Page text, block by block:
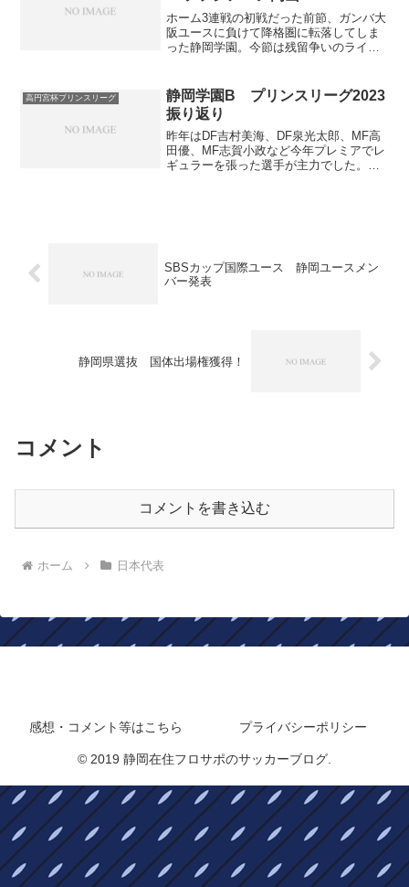
ホーム3連戦の初戦だった前節、ガンバ大
阪ユースに負けて降格圏に転落してしま
った静岡学園。今節は残留争いのライバ
す。試合記録スタメンGKは有竹拓海で、
4バックはDF松...
高円宮杯プリンスリーグ
静岡学園B プリンスリーグ2023
振り返り
昨年はDF吉村美海、DF泉光太郎、MF高
田優、MF志賀小政など今年プレミアでレ
ギュラーを張った選手が主力でした。し
SBSカップ国際ユース 静岡ユースメン
バー発表
静岡県選抜 国体出場権獲得！
コメント
コメントを書き込む
ホーム 日本代表
感想・コメント等はこちら プライバシーポリシー
© 2019 静岡在住フロサポのサッカーブログ.